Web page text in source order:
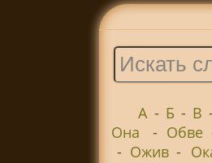
А - Б - В -
Она
- Обве
- Ожив -